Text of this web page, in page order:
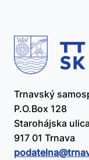
Trnavský
P.O.Box 128
Starohájska
917 01 Trnava